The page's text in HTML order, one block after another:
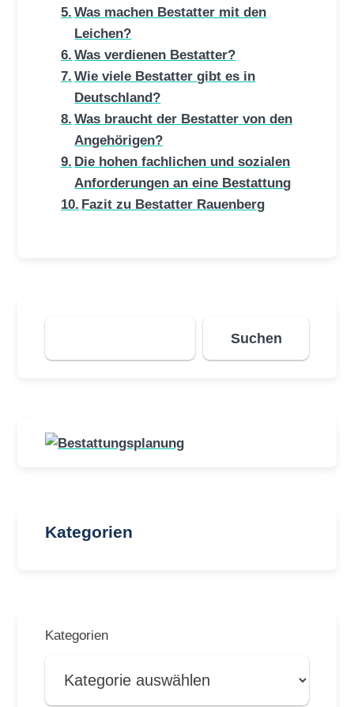
Was machen Bestatter mit den
Leichen?
Was verdienen Bestatter?
Wie viele Bestatter gibt es in
Deutschland?
Was braucht der Bestatter von den
Angehörigen?
Die hohen fachlichen und sozialen
Anforderungen an eine Bestattung
Fazit zu Bestatter Rauenberg
Suchen
Suchen
Kategorien
Kategorien